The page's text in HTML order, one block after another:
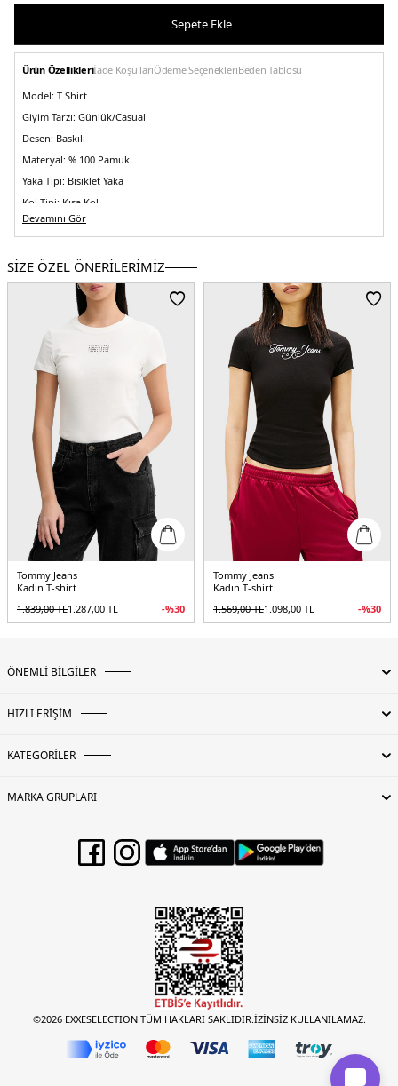
Sepete Ekle
Ürün Özellikleriİade KoşullarıÖdeme SeçenekleriBeden Tablosu
Model: T Shirt
Giyim Tarzı: Günlük/Casual
Desen: Baskılı
Materyal: % 100 Pamuk
Yaka Tipi: Bisiklet Yaka
Kol Tipi: Kısa Kol
Kumaş Tipi:Örme
Kalıp Bilgisi:Regular Fit
Yaş Grubu:Yetişkin
Bangladeş
2DEDW0DW22274XK3.10
Devamını Gör
SİZE ÖZEL ÖNERİLERİMİZ
Tommy Jeans
Kadın T-shirt
1.839,00TL1.287,00 TL -%30
Tommy Jeans
Kadın T-shirt
1.569,00TL1.098,00 TL -%30
ÖNEMLİ BİLGİLER
HIZLI ERİŞİM
KATEGORİLER
MARKA GRUPLARI
©2026 EXXESELECTION TÜM HAKLARI SAKLIDIR.İZİNSİZ KULLANILAMAZ.